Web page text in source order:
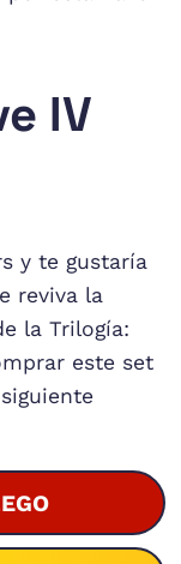
IV
y te gustaría
reviva la
la Trilogía:
este set